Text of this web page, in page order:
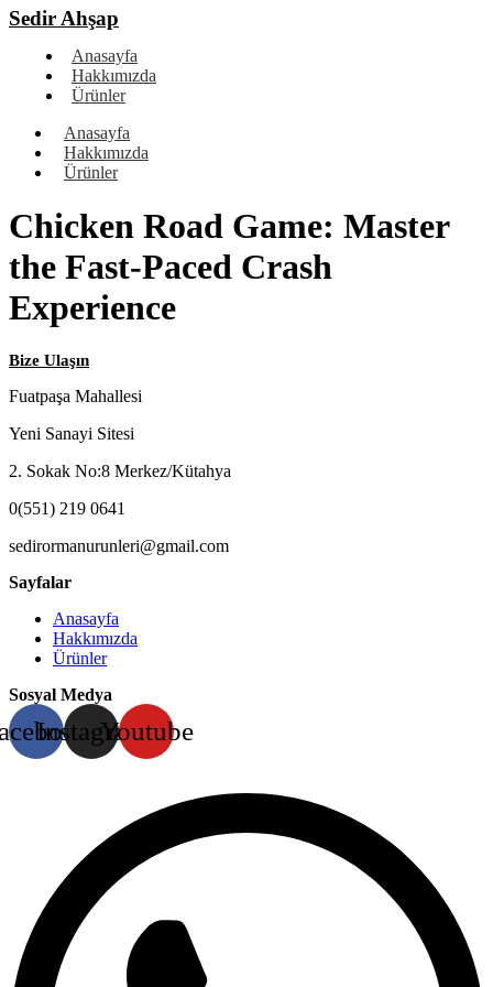
Sedir Ahşap
Anasayfa
Hakkımızda
Ürünler
Anasayfa
Hakkımızda
Ürünler
Chicken Road Game: Master
the Fast‑Paced Crash
Experience
Bize Ulaşın
Fuatpaşa Mahallesi
Yeni Sanayi Sitesi
2. Sokak No:8 Merkez/Kütahya
0(551) 219 0641
sedirormanurunleri@gmail.com
Sayfalar
Anasayfa
Hakkımızda
Ürünler
Sosyal Medya
InstagramYoutube